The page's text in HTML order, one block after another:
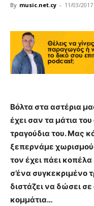
By music.net.cy - 11/03/2017
Βόλτα στα αστέρια
έχει σαν τα μάτια
τραγούδια του. Μας
ξεπερνάμε
τον έχει πάει
σ’ένα συγκεκριμένο
διστάζει να δώσει
κομμάτια…